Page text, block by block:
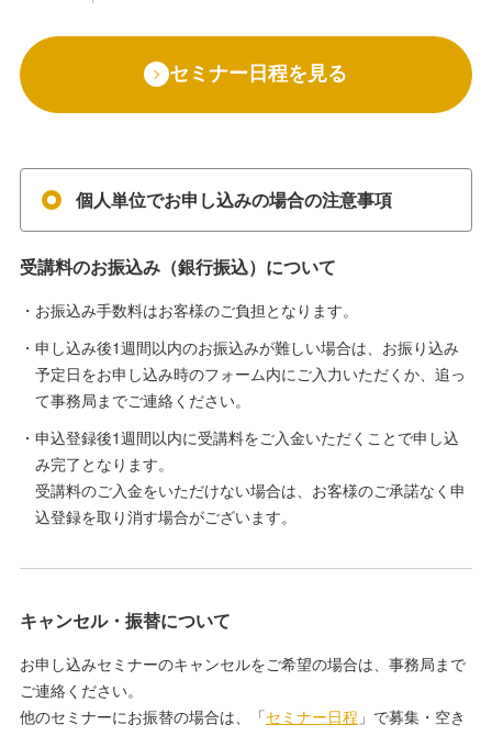
セミナー日程を見る
個人単位でお申し込みの場合の注意事項
受講料のお振込み（銀行振込）について
お振込み手数料はお客様のご負担となります。
申し込み後1週間以内のお振込みが難しい場合は、お振り込み
予定日をお申し込み時のフォーム内にご入力いただくか、追っ
て事務局までご連絡ください。
申込登録後1週間以内に受講料をご入金いただくことで申し込
み完了となります。
受講料のご入金をいただけない場合は、お客様のご承諾なく申
込登録を取り消す場合がございます。
キャンセル・振替について
お申し込みセミナーのキャンセルをご希望の場合は、事務局まで
ご連絡ください。
他のセミナーにお振替の場合は、「セミナー日程 」で募集・空き